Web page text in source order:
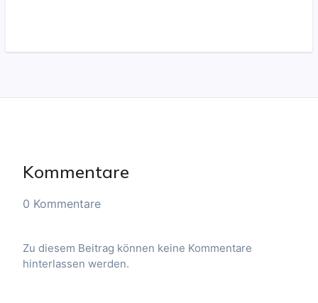
Kommentare
0 Kommentare
Zu diesem Beitrag können keine Kommentare
hinterlassen werden.